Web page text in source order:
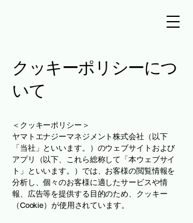
クッキーポリシーにつ
いて
＜クッキーポリシー＞
ヤマトエナジーマネジメント株式会社（以下
「当社」といいます。）のウェブサイトおよび
アプリ（以下、これら総称して「本ウェブサイ
ト」といいます。）では、お客様の閲覧情報を
分析し、個々のお客様に適したサービスや情
報、広告等を提供する目的のため、クッキー
（Cookie）が使用されています。